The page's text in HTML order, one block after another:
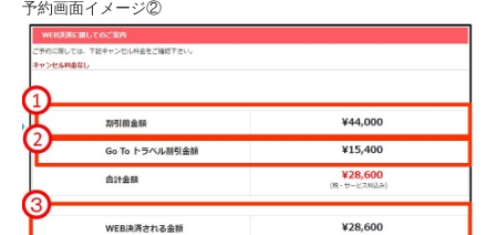
予約画面イメージ②